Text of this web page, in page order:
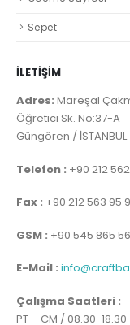
Sepet
İLETİŞİM
Adres: Mareşal
Öğretici Sk. No:37-A
Güngören / İSTANBUL
Telefon : +90 212
Fax : +90 212 563 95
GSM : +90 545 865
E-Mail :
Çalışma Saatleri :
PT – CM / 08.30-18.30